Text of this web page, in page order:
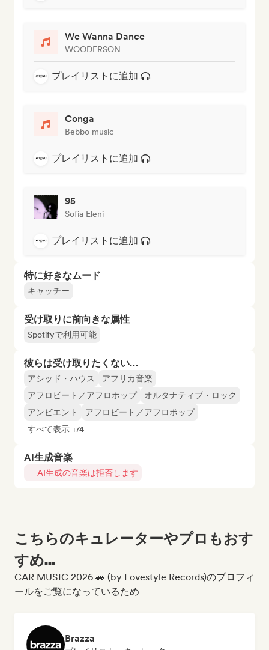
We Wanna Dance
WOODERSON
プレイリストに追加
Conga
Bebbo music
プレイリストに追加
95
Sofia Eleni
プレイリストに追加
特に好きなムード
キャッチー
受け取りに前向きな属性
Spotifyで利用可能
彼らは受け取りたくない…
アシッド・ハウス
アフリカ音楽
アフロビート／アフロポップ
オルタナティブ・ロック
アンビエント
アフロビート／アフロポップ
すべて表示 +74
AI生成音楽
AI生成の音楽は拒否します
こちらのキュレーターやプロもおす
すめ...
CAR MUSIC 2026 🚗 (by Lovestyle Records)のプロフィ
ールをご覧になっているため
Brazza